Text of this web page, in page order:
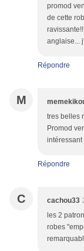
promod
de cette
anglaise...
Répondre
M
tres belles
Promod
intéressant
Répondre
C cachou33
les 2
robes